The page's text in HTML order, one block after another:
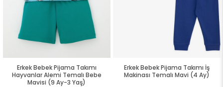
Erkek Bebek Pijama Takımı
Hayvanlar Alemi Temalı Bebe
Mavisi (9 Ay-3 Yaş)
Erkek Bebek Pijama Takımı İş
Makinası Temalı Mavi (4 Ay)